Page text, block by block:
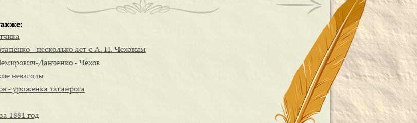
- несколько лет с А. П. Чеховым
Данченко - Чехов
невзгоды
- уроженка таганрога
1884 год